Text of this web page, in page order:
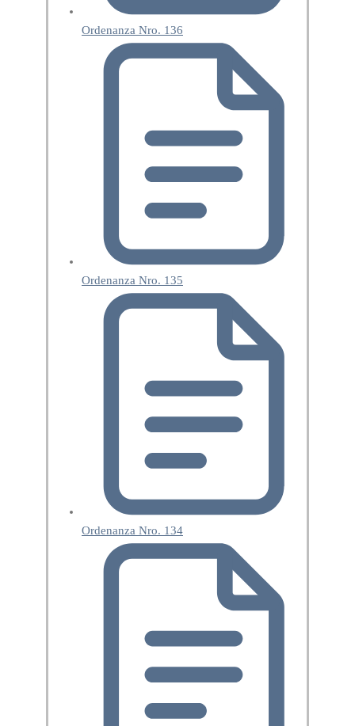
Ordenanza Nro. 136
Ordenanza Nro. 135
Ordenanza Nro. 134